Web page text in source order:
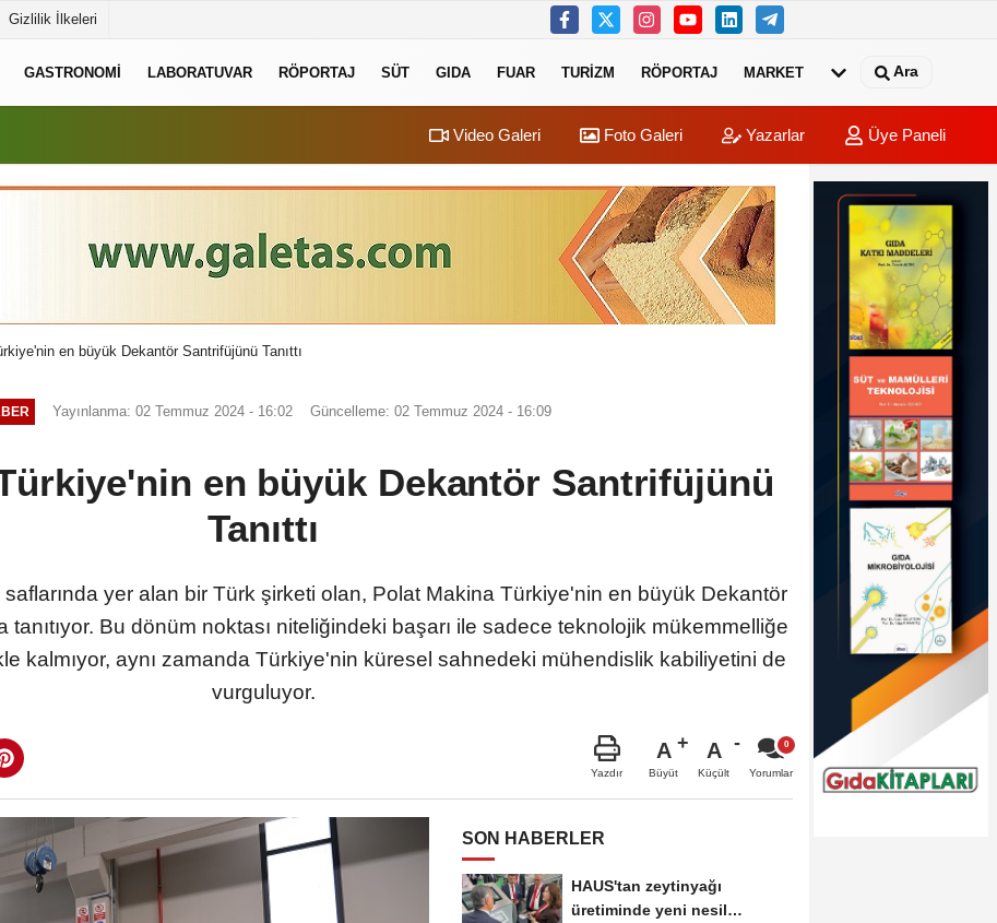
Gizlilik İlkeleri
GASTRONOMI LABORATUVAR RÖPORTAJ SÜT GIDA FUAR TURIZM RÖPORTAJ MARKET Ara
Video Galeri Foto Galeri Yazarlar Üye Paneli
en büyük Dekantör Santrifüjünü Tanıttı
Yayınlanma: 02 Temmuz 2024 - 16:02 Güncelleme: 02 Temmuz 2024 - 16:09
en büyük Dekantör Santrifüjünü
Tanıttı
yer alan bir Türk şirketi olan, Polat Makina Türkiye'nin en büyük Dekantör
Bu dönüm noktası niteliğindeki başarı ile sadece teknolojik mükemmelliğe
kalmıyor, aynı zamanda Türkiye'nin küresel sahnedeki mühendislik kabiliyetini de
vurguluyor.
Yazdır
A
Büyüt
A
Küçült Yorumlar
SON HABERLER
HAUS'tan zeytinyağı
üretiminde yeni nesil